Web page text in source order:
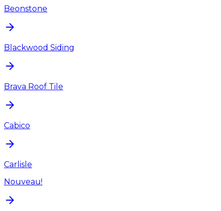
Beonstone
Blackwood Siding
Brava Roof Tile
Cabico
Carlisle
Nouveau!